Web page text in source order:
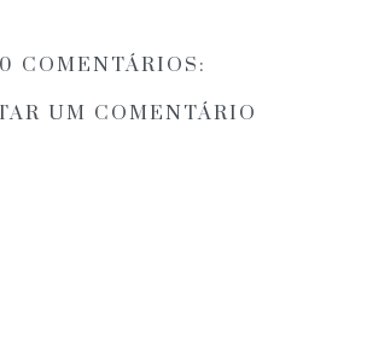
0 COMENTÁRIOS:
UM COMENTÁRIO